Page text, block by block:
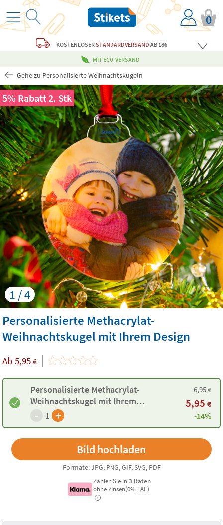
0
KOSTENLOSERSTANDARDVERSAND AB 18€
MIT ECO-VERSAND
Gehe zu Personalisierte Weihnachtskugeln
1 / 4
5% Rabatt 2. Stk
Personalisierte Methacrylat-
Weihnachtskugel mit Ihrem Design
Ab 5,95 €
Personalisierte Methacrylat-
Weihnachtskugel mit Ihrem
Design
- 1 +
6,95€
5,95 €
-14%
Formate: JPG, PNG, GIF, SVG, PDF
Zahlen Sie in 3 Raten
ohne Zinsen(0% TAE)
i